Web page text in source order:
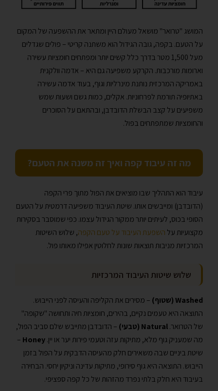
המושג "טרואר" מושאל מעולם היין ומתאר את ההשפעה של המקום
על הטעם. בקפה, גובה הגידול הוא משתנה קריטי – פולים שגדלים
מעל 1,500 מטר בדרך כלל קשים יותר ומפתחים חומציות עשירה
וארומות מורכבות. הקרקע משפיעה גם היא – אדמה וולקנית
באמריקה המרכזית נותנת מינרליות וגוף, בעוד אדמה עשירה
באתיופיה תורמת לפרחוניות. אקלים, כמות גשם ושעות שמש
משפיעים על קצב הבשלת הדובדבן, ובהתאם על הסוכרים
והחומציות שמתפתחים בפול.
מה זה עיבוד קפה ואיך זה משנה את הטעם?
עיבוד הוא התהליך שבו מוציאים את הפול מתוך פרי הקפה
(הדובדבן) ומייבשים אותו. שיטת העיבוד משפיעה דרמטית על הטעם
הסופי בכוס, לעיתים יותר ממקור הגידול עצמו. כפי שמוסבר בסקירות
מקצועיות על השפעת העיבוד על טעם הקפה, שלוש השיטות
המרכזיות מניבות תוצאות שונות לחלוטין אפילו מאותו פול.
שלוש שיטות העיבוד המרכזיות
Washed (שטוף)
– מסירים את הקליפה והעיסה לפני הייבוש.
התוצאה היא טעמים נקיים, בהירים, חומציות חיה ותחושה "שקופה"
של הטרואר.Natural (טבעי)
– הדובדבן מתייבש שלם סביב הפול,
מה שמעניק גוף מלא, מתיקות עזה וטעמי פירות יער או יין.Honey
–
שיטת ביניים שבה משאירים חלק מהעיסה הדבקית על הפול בזמן
הייבוש. התוצאה היא גוף סירופי, מתיקות עדינה וניקיון יחסי. הבחירה
בעיבוד היא חלק בלתי נפרד מהזהות של כל קפה ספציפי.